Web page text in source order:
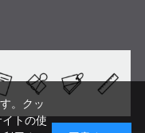
。クッ
トの使